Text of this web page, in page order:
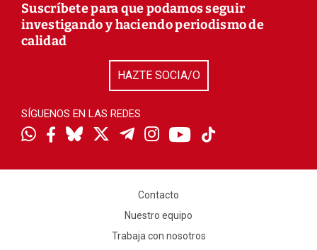
Suscríbete para que podamos seguir
investigando y haciendo periodismo de
calidad
HAZTE SOCIA/O
SÍGUENOS EN LAS REDES
Contacto
Nuestro equipo
Trabaja con nosotros